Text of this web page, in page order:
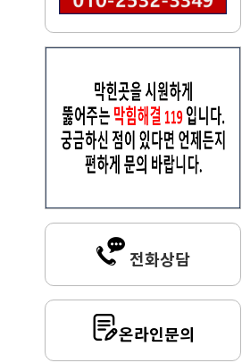
전화상담
온라인문의